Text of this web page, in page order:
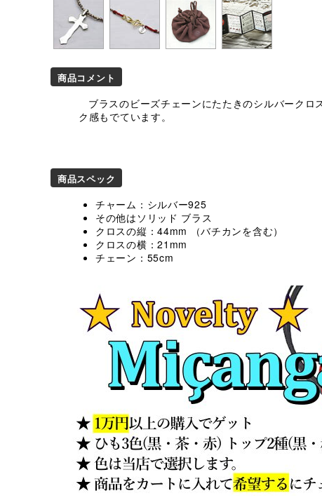
商品コメント
ブラスのビーズチェーンにたたきのシルバーク
ク感もでています。
商品スペック
チャーム：シルバー925
その他はソリッド ブラス
クロスの縦：44mm （バチカンを含む）
クロスの横：21mm
チェーン：55cm